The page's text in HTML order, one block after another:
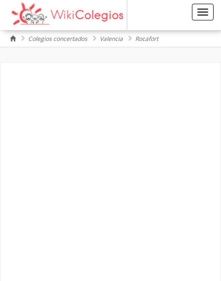
Colegios concertados Valencia Rocafort